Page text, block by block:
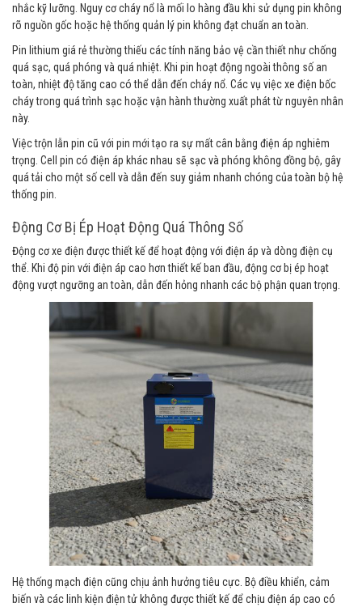
nhắc kỹ lưỡng. Nguy cơ cháy nổ là mối lo hàng đầu khi sử dụng pin không
rõ nguồn gốc hoặc hệ thống quản lý pin không đạt chuẩn an toàn.
Pin lithium giá rẻ thường thiếu các tính năng bảo vệ cần thiết như chống
quá sạc, quá phóng và quá nhiệt. Khi pin hoạt động ngoài thông số an
toàn, nhiệt độ tăng cao có thể dẫn đến cháy nổ. Các vụ việc xe điện bốc
cháy trong quá trình sạc hoặc vận hành thường xuất phát từ nguyên nhân
này.
Việc trộn lẫn pin cũ với pin mới tạo ra sự mất cân bằng điện áp nghiêm
trọng. Cell pin có điện áp khác nhau sẽ sạc và phóng không đồng bộ, gây
quá tải cho một số cell và dẫn đến suy giảm nhanh chóng của toàn bộ hệ
thống pin.
Động Cơ Bị Ép Hoạt Động Quá Thông Số
Động cơ xe điện được thiết kế để hoạt động với điện áp và dòng điện cụ
thể. Khi độ pin với điện áp cao hơn thiết kế ban đầu, động cơ bị ép hoạt
động vượt ngưỡng an toàn, dẫn đến hỏng nhanh các bộ phận quan trọng.
Hệ thống mạch điện cũng chịu ảnh hưởng tiêu cực. Bộ điều khiển, cảm
biến và các linh kiện điện tử không được thiết kế để chịu điện áp cao có